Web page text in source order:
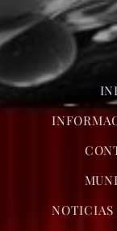
NOTICIAS